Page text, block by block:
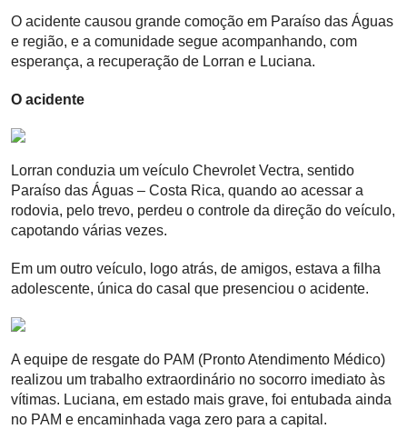
O acidente causou grande comoção em Paraíso das Águas
e região, e a comunidade segue acompanhando, com
esperança, a recuperação de Lorran e Luciana.
O acidente
Lorran conduzia um veículo Chevrolet Vectra, sentido
Paraíso das Águas – Costa Rica, quando ao acessar a
rodovia, pelo trevo, perdeu o controle da direção do veículo,
capotando várias vezes.
Em um outro veículo, logo atrás, de amigos, estava a filha
adolescente, única do casal que presenciou o acidente.
A equipe de resgate do PAM (Pronto Atendimento Médico)
realizou um trabalho extraordinário no socorro imediato às
vítimas. Luciana, em estado mais grave, foi entubada ainda
no PAM e encaminhada vaga zero para a capital.